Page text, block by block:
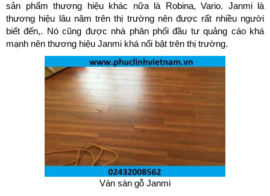
sản phẩm thương hiệu khác nữa là Robina, Vario. Janmi là
thương hiệu lâu năm trên thị trường nên được rất nhiều người
biết đến,. Nó cũng được nhà phân phối đầu tư quảng cáo khá
mạnh nên thương hiệu Janmi khá nổi bật trên thị trường.
Ván sàn gỗ Janmi